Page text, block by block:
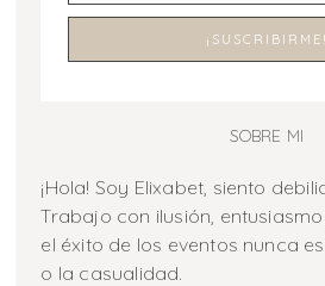
SOBRE MI
¡Hola! Soy Elixabet, siento
Trabajo con ilusión, entusiasmo
el éxito de los eventos nunca
o la casualidad.